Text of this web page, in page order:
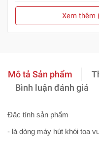
Xem thêm
Mô tả Sản phẩm
Bình luận đánh giá
Đặc tính sản phẩm
- là dòng máy hút khói toa